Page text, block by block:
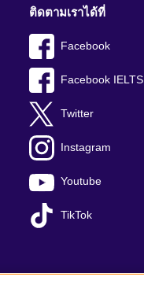
ติดตามเราได้ที่
Facebook
Facebook IELTS
Twitter
Instagram
Youtube
TikTok